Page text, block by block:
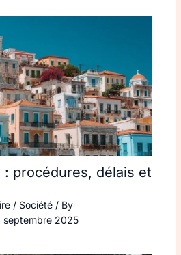
: procédures, délais et
/ Société/ By
septembre 2025